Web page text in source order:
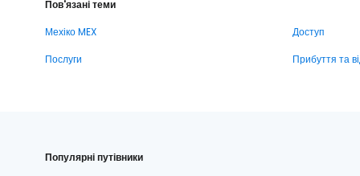
Пов'язані теми
Мехіко MEX
Доступ
Послуги
Прибуття та
Популярні путівники